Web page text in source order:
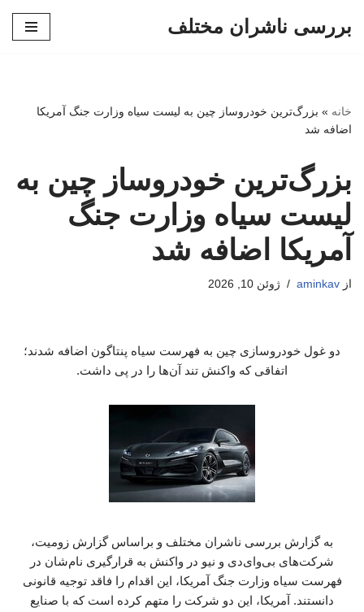
بررسی ناشران مختلف
خانه » بزرگ‌ترین خودروساز چین به لیست سیاه وزارت جنگ آمریکا
اضافه شد
بزرگ‌ترین خودروساز چین به
لیست سیاه وزارت جنگ
آمریکا اضافه شد
از aminkav ژوئن 10, 2026
دو غول خودروسازی چین به فهرست سیاه پنتاگون اضافه شدند؛
اتفاقی که واکنش تند آن‌ها را در پی داشت.
به گزارش بررسی ناشران مختلف و براساس گزارش زومیت،
شرکت‌های بی‌وای‌دی و نیو در واکنش به قرارگیری نام‌شان در
فهرست سیاه وزارت جنگ آمریکا، این اقدام را فاقد توجیه قانونی
دانستند. آمریکا، این دو شرکت را متهم کرده است که با صنایع